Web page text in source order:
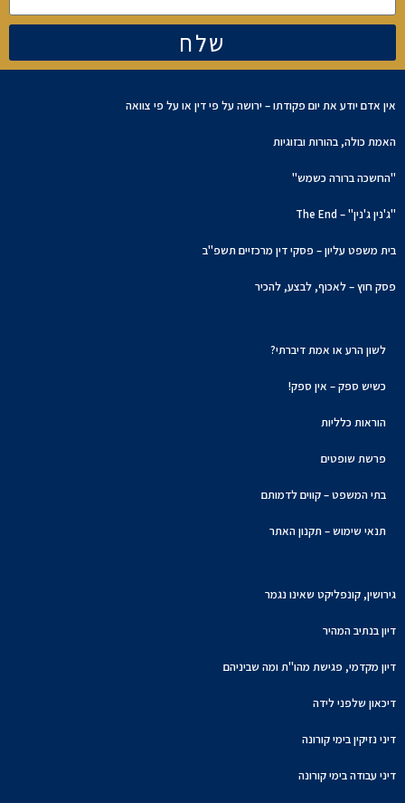
שלח
אין אדם יודע את יום פקודתו – ירושה על פי דין או על פי צוואה
האמת כולה, בהורות ובזוגיות
"החשכה ברורה כשמש"
"ג'נין ג'נין" – The End
בית משפט עליון – פסקי דין מרכזיים תשפ"ב
פסק חוץ – לאכוף, לבצע, להכיר
לשון הרע או אמת דיברתי?
כשיש ספק – אין ספק!
הוראות כלליות
פרשת שופטים
בתי המשפט – קווים לדמותם
תנאי שימוש – תקנון האתר
גירושין, קונפליקט שאינו נגמר
דיון בנתיב המהיר
דיון מקדמי, פגישת מהו"ת ומה שביניהם
דיכאון שלפני לידה
דיני נזיקין בימי קורונה
דיני עבודה בימי קורונה